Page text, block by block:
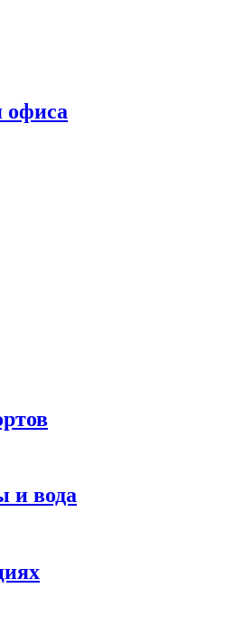
офиса
и вода